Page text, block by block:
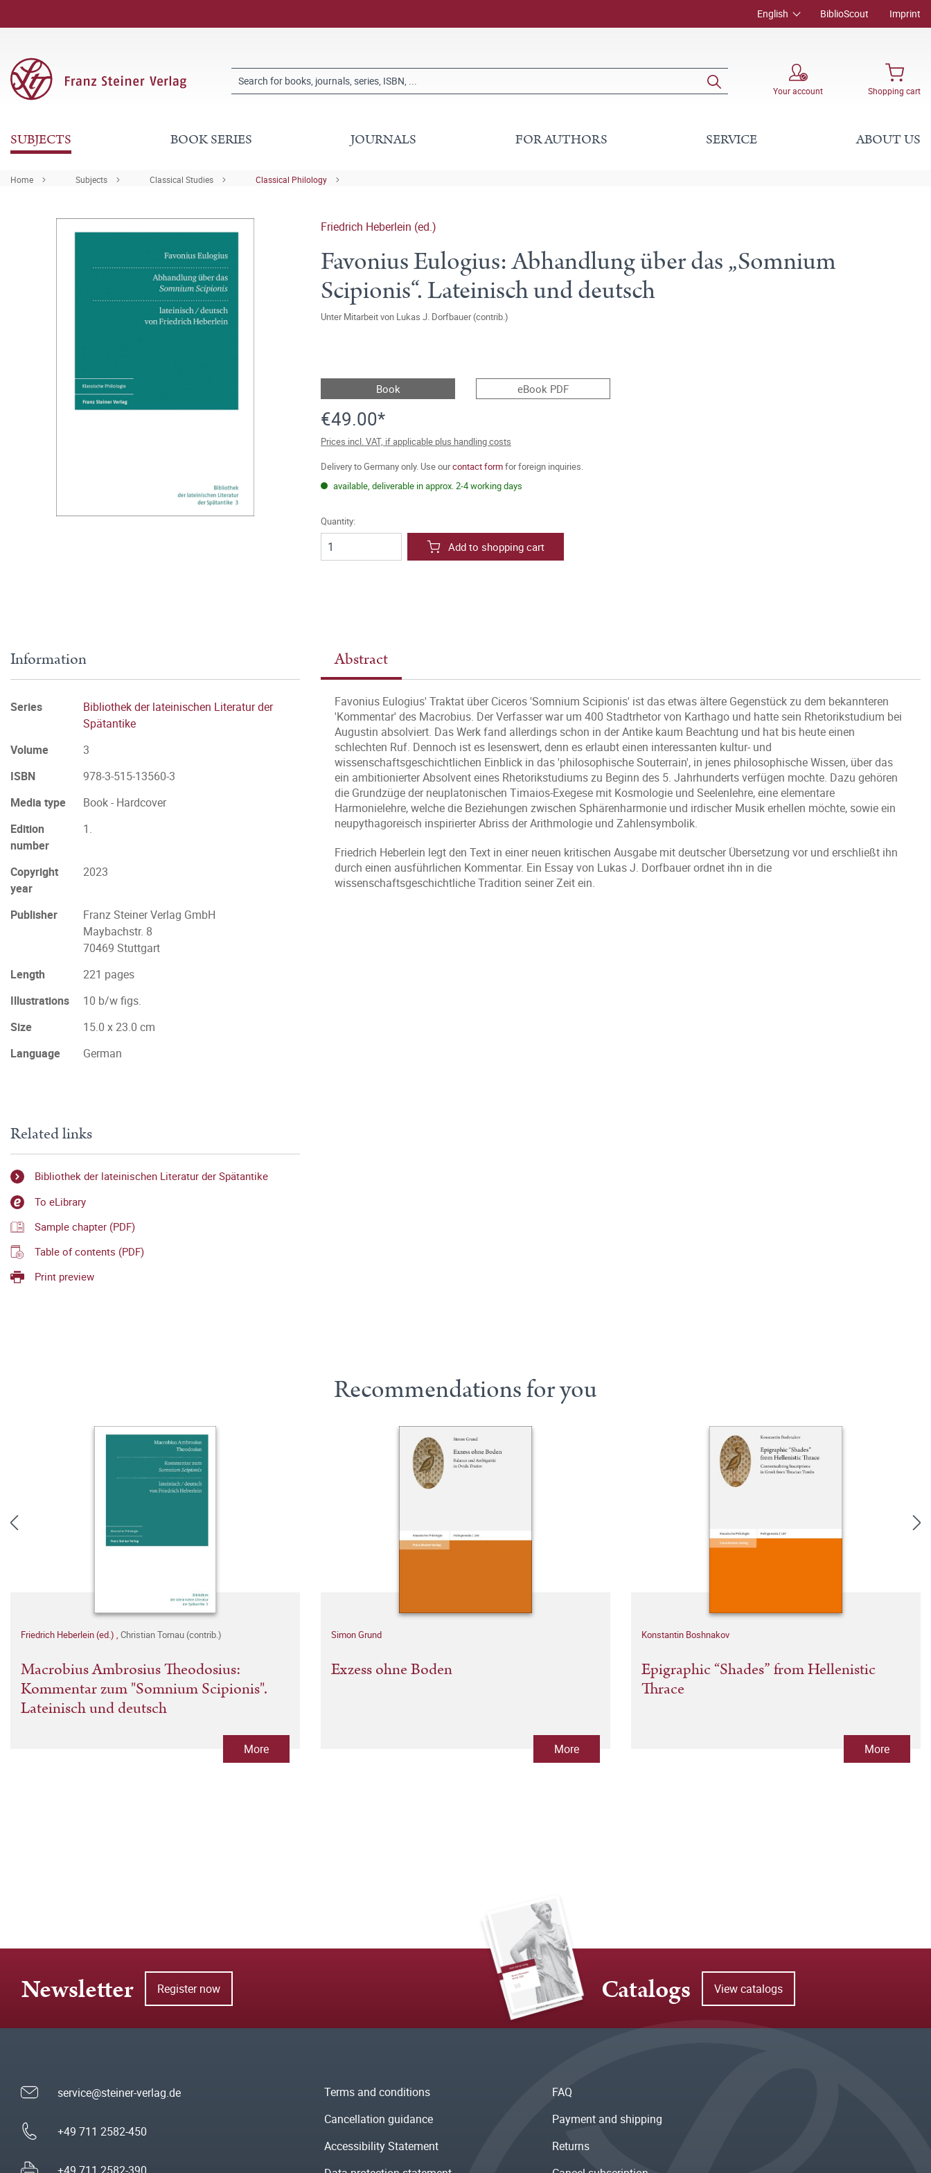
English BiblioScout Imprint
Your account Shopping cart
SUBJECTS BOOK SERIES JOURNALS FOR AUTHORS SERVICE ABOUT US
Home Subjects Classical Studies Classical Philology
Friedrich Heberlein (ed.)
Favonius Eulogius: Abhandlung über das „Somnium
Scipionis“. Lateinisch und deutsch
Unter Mitarbeit von Lukas J. Dorfbauer (contrib.)
Book eBook PDF
€49.00*
Prices incl. VAT, if applicable plus handling costs
Delivery to Germany only. Use ourcontact formfor foreign inquiries.
available, deliverable in approx. 2-4 working days
Quantity:
Add to shopping cart
Abstract
Favonius Eulogius' Traktat über Ciceros 'Somnium Scipionis' ist das etwas ältere Gegenstück zu dem bekannteren
'Kommentar' des Macrobius. Der Verfasser war um 400 Stadtrhetor von Karthago und hatte sein Rhetorikstudium bei
Augustin absolviert. Das Werk fand allerdings schon in der Antike kaum Beachtung und hat bis heute einen
schlechten Ruf. Dennoch ist es lesenswert, denn es erlaubt einen interessanten kultur- und
wissenschaftsgeschichtlichen Einblick in das 'philosophische Souterrain', in jenes philosophische Wissen, über das
ein ambitionierter Absolvent eines Rhetorikstudiums zu Beginn des 5. Jahrhunderts verfügen mochte. Dazu gehören
die Grundzüge der neuplatonischen Timaios-Exegese mit Kosmologie und Seelenlehre, eine elementare
Harmonielehre, welche die Beziehungen zwischen Sphärenharmonie und irdischer Musik erhellen möchte, sowie ein
neupythagoreisch inspirierter Abriss der Arithmologie und Zahlensymbolik.
Friedrich Heberlein legt den Text in einer neuen kritischen Ausgabe mit deutscher Übersetzung vor und erschließt ihn
durch einen ausführlichen Kommentar. Ein Essay von Lukas J. Dorfbauer ordnet ihn in die
wissenschaftsgeschichtliche Tradition seiner Zeit ein.
Information
Series
Bibliothek der lateinischen Literatur der
Spätantike
Volume
3
ISBN
978-3-515-13560-3
Media type
Book - Hardcover
Edition
number
1.
Copyright
year
2023
Publisher
Franz Steiner Verlag GmbH
Maybachstr. 8
70469 Stuttgart
Length
221 pages
Illustrations
10 b/w figs.
Size
15.0 x 23.0 cm
Language
German
Related links
Bibliothek der lateinischen Literatur der Spätantike
To eLibrary
Sample chapter (PDF)
Table of contents (PDF)
Print preview
Recommendations for you
Friedrich Heberlein (ed.) , Christian Tornau (contrib.)
Macrobius Ambrosius Theodosius:
Kommentar zum "Somnium Scipionis".
Lateinisch und deutsch
More
Simon Grund
Exzess ohne Boden
More
Konstantin Boshnakov
Epigraphic “Shades” from Hellenistic
Thrace
More
Newsletter Register now Catalogs View catalogs
service@steiner-verlag.de
+49 711 2582-450
Terms and conditions
Cancellation guidance
Accessibility Statement
FAQ
Payment and shipping
Returns